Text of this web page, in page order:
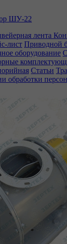
ШУ-22
лента
лист Приводной
оборудование
Статьи
обработки